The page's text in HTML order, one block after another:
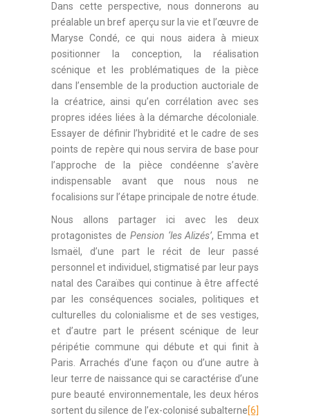
Dans cette perspective, nous donnerons au
préalable un bref aperçu sur la vie et l’œuvre de
Maryse Condé, ce qui nous aidera à mieux
positionner la conception, la réalisation
scénique et les problématiques de la pièce
dans l’ensemble de la production auctoriale de
la créatrice, ainsi qu’en corrélation avec ses
propres idées liées à la démarche décoloniale.
Essayer de définir l’hybridité et le cadre de ses
points de repère qui nous servira de base pour
l’approche de la pièce condéenne s’avère
indispensable avant que nous nous ne
focalisions sur l’étape principale de notre étude.
Nous allons partager ici avec les deux
protagonistes de Pension ‘les Alizés’, Emma et
Ismaël, d’une part le récit de leur passé
personnel et individuel, stigmatisé par leur pays
natal des Caraïbes qui continue à être affecté
par les conséquences sociales, politiques et
culturelles du colonialisme et de ses vestiges,
et d’autre part le présent scénique de leur
péripétie commune qui débute et qui finit à
Paris. Arrachés d’une façon ou d’une autre à
leur terre de naissance qui se caractérise d’une
pure beauté environnementale, les deux héros
sortent du silence de l’ex-colonisé subalterne[6]